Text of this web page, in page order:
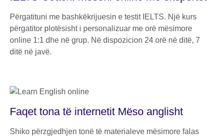
Përgatituni me bashkëkrijuesin e testit IELTS. Një kurs
përgatitor plotësisht i personalizuar me orë mësimore
online 1:1 dhe në grup. Në dispozicion 24 orë në ditë, 7
ditë në javë.
Faqet tona të internetit Mëso anglisht
Shiko përzgjedhjen tonë të materialeve mësimore falas